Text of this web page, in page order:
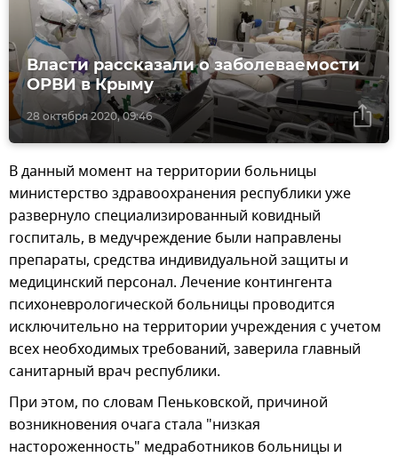
28 октября 2020, 09:46
Власти рассказали о заболеваемости
ОРВИ в Крыму
В данный момент на территории больницы
министерство здравоохранения республики уже
развернуло специализированный ковидный
госпиталь, в медучреждение были направлены
препараты, средства индивидуальной защиты и
медицинский персонал. Лечение контингента
психоневрологической больницы проводится
исключительно на территории учреждения с учетом
всех необходимых требований, заверила главный
санитарный врач республики.
При этом, по словам Пеньковской, причиной
возникновения очага стала "низкая
настороженность" медработников больницы и